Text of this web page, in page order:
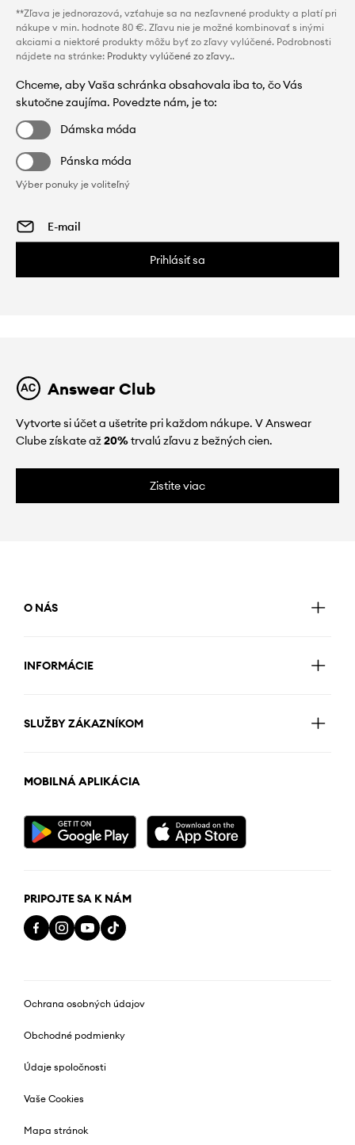
**Zľava je jednorazová, vzťahuje sa na nezľavnené produkty a platí pri
nákupe v min. hodnote 80 €. Zľavu nie je možné kombinovať s inými
akciami a niektoré produkty môžu byť zo zľavy vylúčené. Podrobnosti
nájdete na stránke: Produkty vylúčené zo zľavy..
Chceme, aby Vaša schránka obsahovala iba to, čo Vás
skutočne zaujíma. Povedzte nám, je to:
Dámska móda
Pánska móda
Výber ponuky je voliteľný
Prihlásiť sa
Answear Club
Vytvorte si účet a ušetrite pri každom nákupe. V Answear
Clube získate až20%trvalú zľavu z bežných cien.
Zistite viac
O NÁS
INFORMÁCIE
SLUŽBY ZÁKAZNÍKOM
MOBILNÁ APLIKÁCIA
PRIPOJTE SA K NÁM
Ochrana osobných údajov
Obchodné podmienky
Údaje spoločnosti
Vaše Cookies
Mapa stránok